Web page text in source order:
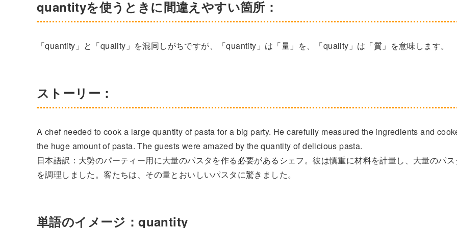
quantityを使うときに間違えやすい箇所：
「quantity」と「quality」を混同しがちですが、「quantity」は「量」を、「quality」は「質」を意味します。
ストーリー：
A chef needed to cook a large quantity of pasta for a big party. He carefully measured the ingredients and
the huge amount of pasta. The guests were amazed by the quantity of delicious pasta.
日本語訳：大勢のパーティー用に大量のパスタを作る必要があるシェフ。彼は慎重に材料を計量し、大量のパス
を調理しました。客たちは、その量とおいしいパスタに驚きました。
単語のイメージ：quantity